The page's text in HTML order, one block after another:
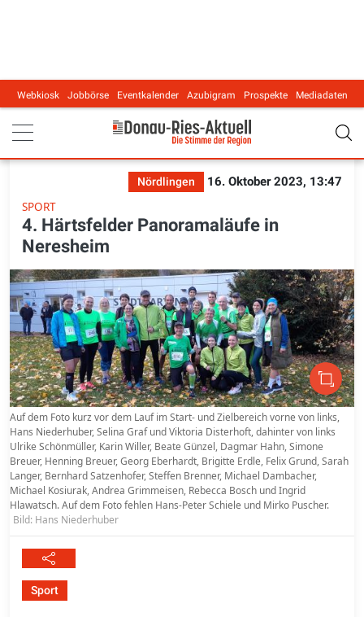
Main navigation
Webkiosk Jobbörse Eventkalender Azubigram Prospekte Mediadaten
Nördlingen
16. Oktober 2023, 13:47
SPORT
4. Härtsfelder Panoramaläufe in
Neresheim
Auf dem Foto kurz vor dem Lauf im Start- und Zielbereich vorne von links,
Hans Niederhuber, Selina Graf und Viktoria Disterhoft, dahinter von links
Ulrike Schönmüller, Karin Willer, Beate Günzel, Dagmar Hahn, Simone
Breuer, Henning Breuer, Georg Eberhardt, Brigitte Erdle, Felix Grund, Sarah
Langer, Bernhard Satzenhofer, Steffen Brenner, Michael Dambacher,
Michael Kosiurak, Andrea Grimmeisen, Rebecca Bosch und Ingrid
Hlawatsch. Auf dem Foto fehlen Hans-Peter Schiele und Mirko Puscher.
Bild: Hans Niederhuber
Sport